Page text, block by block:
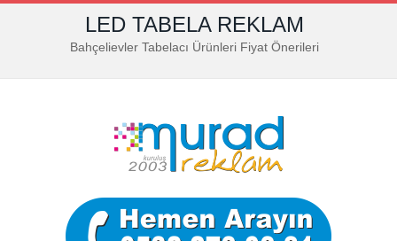
LED TABELA REKLAM
Bahçelievler Tabelacı Ürünleri Fiyat Önerileri